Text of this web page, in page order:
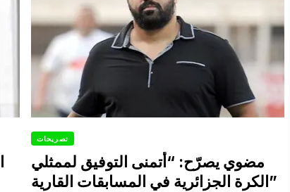
تصريحات
مضوي يصرّح: “أتمنى التوفيق لممثلي
الكرة الجزائرية في المسابقات القارية”